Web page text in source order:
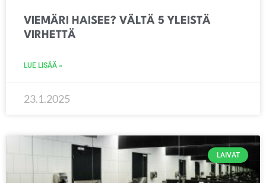
VIEMÄRI HAISEE? VÄLTÄ 5 YLEISTÄ
VIRHETTÄ
LUE LISÄÄ »
23.1.2025
LAIVAT